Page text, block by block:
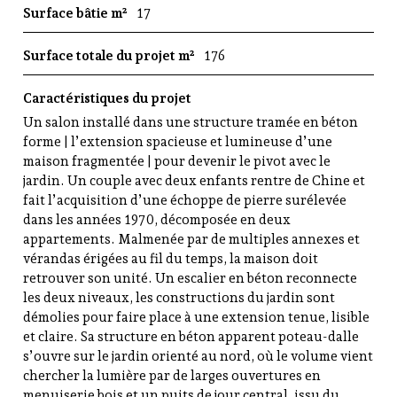
e
n
N
u
v
e
l
l
e
A
q
u
i
t
a
i
n
e
Surface bâtie m² 17
Surface totale du projet m² 176
Caractéristiques du projet
Un salon installé dans une structure tramée en béton
forme | l’extension spacieuse et lumineuse d’une
maison fragmentée | pour devenir le pivot avec le
jardin. Un couple avec deux enfants rentre de Chine et
fait l’acquisition d’une échoppe de pierre surélevée
dans les années 1970, décomposée en deux
appartements. Malmenée par de multiples annexes et
vérandas érigées au fil du temps, la maison doit
retrouver son unité. Un escalier en béton reconnecte
les deux niveaux, les constructions du jardin sont
démolies pour faire place à une extension tenue, lisible
et claire. Sa structure en béton apparent poteau-dalle
s’ouvre sur le jardin orienté au nord, où le volume vient
chercher la lumière par de larges ouvertures en